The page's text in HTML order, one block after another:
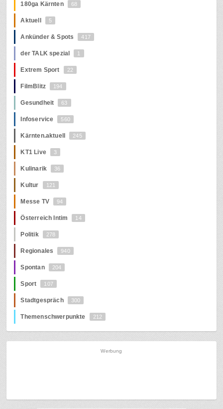
180ga Kärnten 68
Aktuell 5
Ankünder & Spots 417
der TALK spezial 1
Extrem Sport 22
FilmBlitz 194
Gesundheit 63
Infoservice 560
Kärnten.aktuell 245
KT1 Live 3
Kulinarik 36
Kultur 121
Messe TV 94
Österreich Intim 14
Politik 278
Regionales 940
Spontan 204
Sport 107
Stadtgespräch 300
Themenschwerpunkte 212
Werbung